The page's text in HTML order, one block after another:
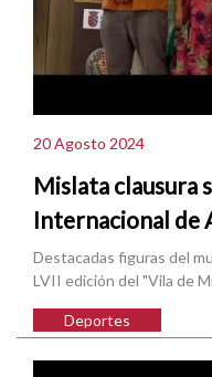
20 Agosto 2024
Mislata clausura
Internacional de
Destacadas figuras del
LVII edición del "Vila de
Deportes